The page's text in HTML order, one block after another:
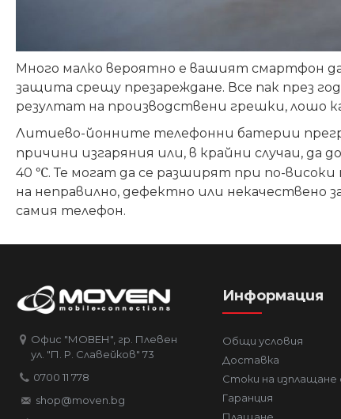
Много малко вероятно е вашият смартфон
защита срещу презареждане. Все пак през
резултат на производствени грешки, лошо
Литиево-йонните телефонни батерии
причини изгаряния или, в крайни случаи,
40 ℃. Те могат да се разширят при по-
на неправилно, дефектно или некачествено
самия телефон.
Офис "МОВЕН", гр. Плевен
ул. "П. Р. Славейков" 73
0700 11 778
shop@moven.bg
Информация
Общи условия
Доставка
Стоки на изплащане
Гаранция